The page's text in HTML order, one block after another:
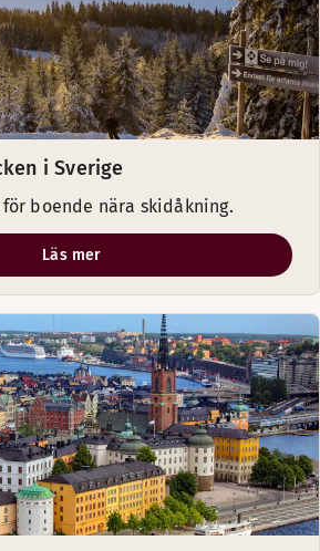
i Sverige
boende nära skidåkning.
Läs mer